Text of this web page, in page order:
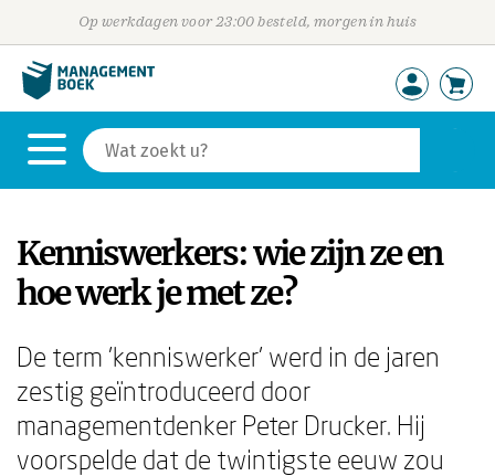
Op werkdagen voor 23:00 besteld, morgen in huis
Kenniswerkers: wie zijn ze en
hoe werk je met ze?
De term 'kenniswerker' werd in de jaren
zestig geïntroduceerd door
managementdenker Peter Drucker. Hij
voorspelde dat de twintigste eeuw zou